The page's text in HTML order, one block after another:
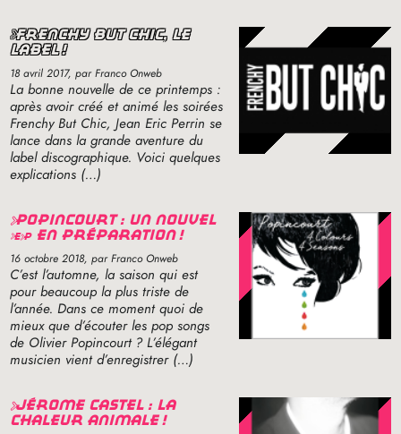
frenchy but chic, le
label!
18 avril 2017, par Franco Onweb
La bonne nouvelle de ce printemps :
après avoir créé et animé les soirées
Frenchy But Chic, Jean Eric Perrin se
lance dans la grande aventure du
label discographique. Voici quelques
explications (…)
popincourt : un nouvel
epen préparation !
16 octobre 2018, par Franco Onweb
C’est l’automne, la saison qui est
pour beaucoup la plus triste de
l’année. Dans ce moment quoi de
mieux que d’écouter les pop songs
de Olivier Popincourt ? L’élégant
musicien vient d’enregistrer (…)
jérôme castel : la
chaleur animale !